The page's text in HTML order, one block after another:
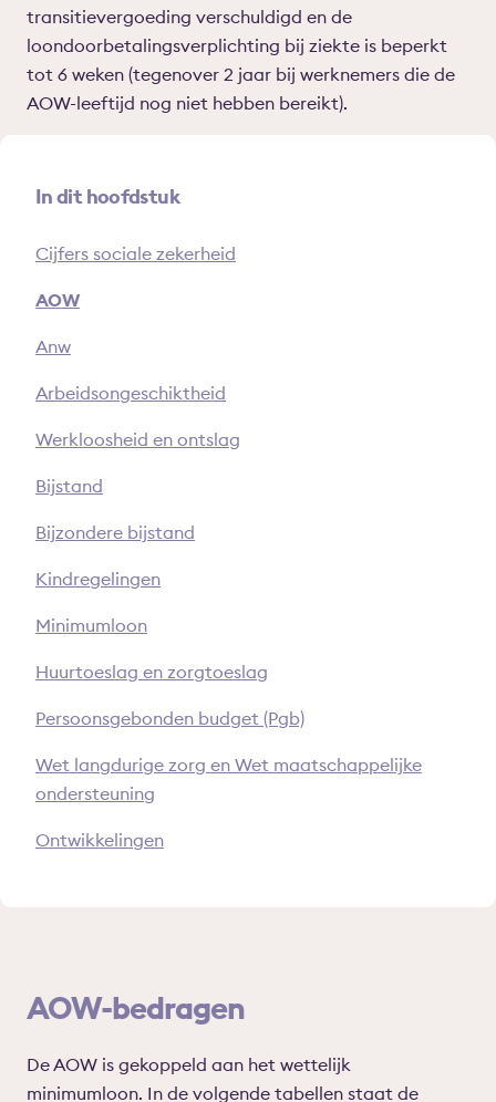
transitievergoeding verschuldigd en de
loondoorbetalingsverplichting bij ziekte is beperkt
tot 6 weken (tegenover 2 jaar bij werknemers die de
AOW-leeftijd nog niet hebben bereikt).
In dit hoofdstuk
Cijfers sociale zekerheid
AOW
Anw
Arbeidsongeschiktheid
Werkloosheid en ontslag
Bijstand
Bijzondere bijstand
Kindregelingen
Minimumloon
Huurtoeslag en zorgtoeslag
Persoonsgebonden budget (Pgb)
Wet langdurige zorg en Wet maatschappelijke
ondersteuning
Ontwikkelingen
AOW-bedragen
De AOW is gekoppeld aan het wettelijk
minimumloon. In de volgende tabellen staat de